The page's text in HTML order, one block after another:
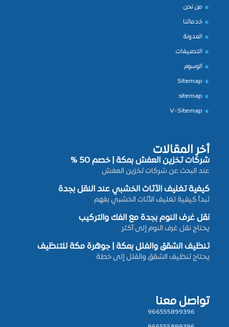
من نحن
خدماتنا
المدونة
التصنيفات
الوسوم
Sitemap
sitemap
V-Sitemap
أخر المقالات
شركات تخزين العفش بمكة | خصم 50 %
عند البحث عن شركات تخزين العفش
كيفية تغليف الأثاث الخشبي عند النقل بجدة
تبدأ كيفية تغليف الأثاث الخشبي بفهم
نقل غرف النوم بجدة مع الفك والتركيب
يحتاج نقل غرف النوم إلى أكثر
تنظيف الشقق والفلل بمكة | جوهرة مكة للتنظيف
يحتاج تنظيف الشقق والفلل إلى خطة
تواصل معنا
966555899396